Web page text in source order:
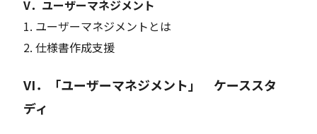
V．ユーザーマネジメント
1. ユーザーマネジメントとは
2. 仕様書作成支援
VI．「ユーザーマネジメント」 ケーススタ
ディ